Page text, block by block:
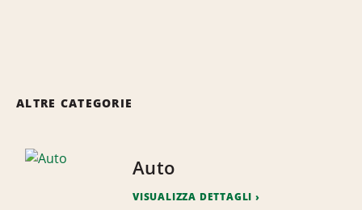
ALTRE CATEGORIE
Auto
VISUALIZZA DETTAGLI